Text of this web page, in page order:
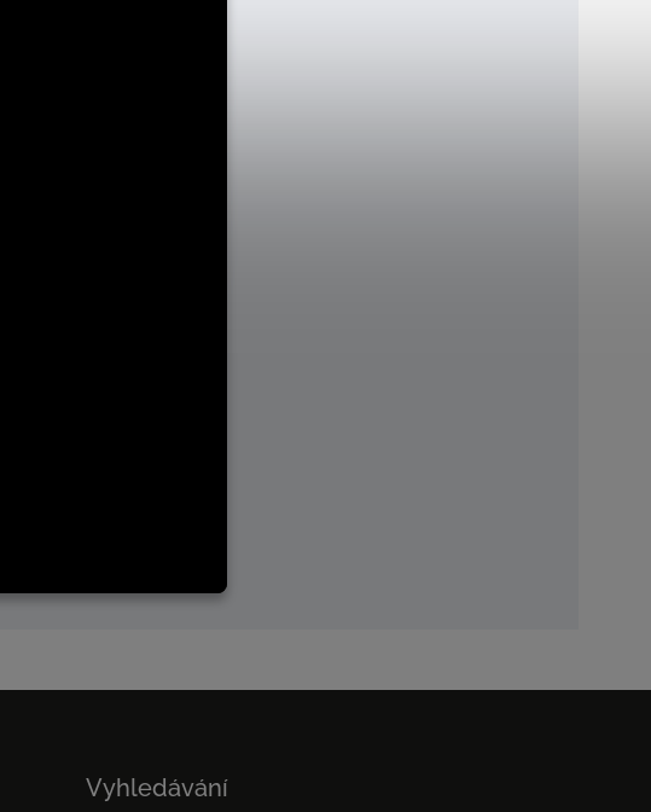
Vyhledávání